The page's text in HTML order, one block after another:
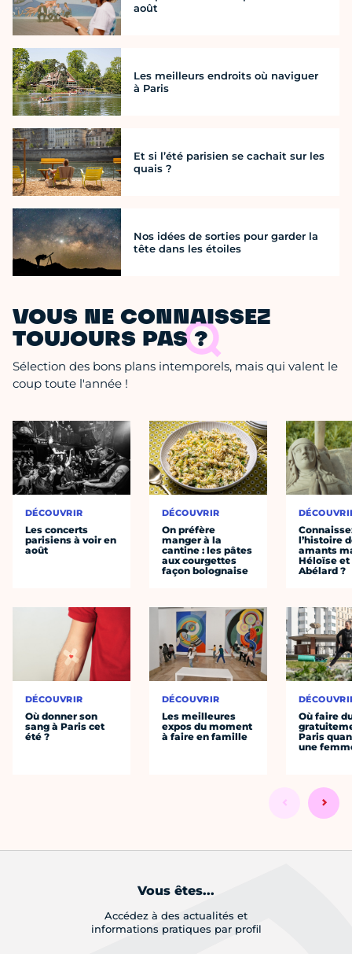
août
Les meilleurs endroits où naviguer
à Paris
Et si l’été parisien se cachait sur les
quais ?
Nos idées de sorties pour garder la
tête dans les étoiles
VOUS NE CONNAISSEZ
TOUJOURS PAS ?
Sélection des bons plans intemporels, mais qui valent le
coup toute l'année !
DÉCOUVRIR
Les concerts
parisiens à voir en
août
DÉCOUVRIR
Où donner son
sang à Paris cet
été ?
DÉCOUVRIR
On préfère
manger à la
cantine : les pâtes
aux courgettes
façon bolognaise
DÉCOUVRIR
Les meilleures
expos du moment
à faire en famille
l’histoire
amants
Héloïse et
Abélard ?
Où faire
Paris
une
Vous êtes...
Accédez à des actualités et
informations pratiques par profil